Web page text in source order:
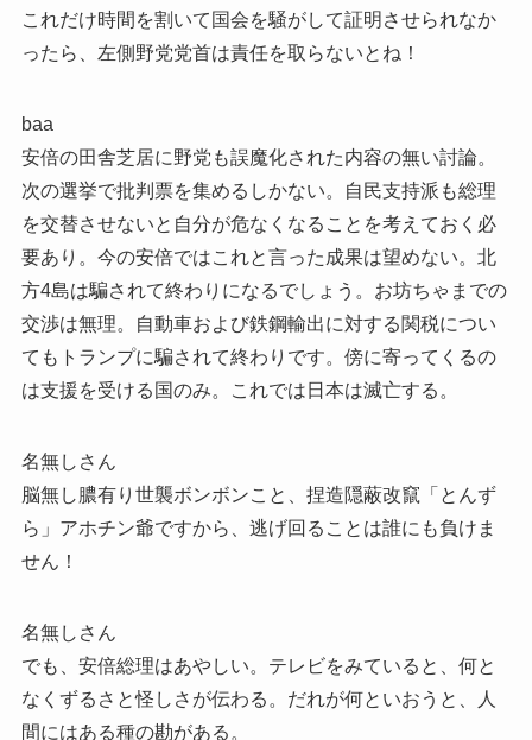
これだけ時間を割いて国会を騒がして証明させられなか
ったら、左側野党党首は責任を取らないとね！
baa
安倍の田舎芝居に野党も誤魔化された内容の無い討論。
次の選挙で批判票を集めるしかない。自民支持派も総理
を交替させないと自分が危なくなることを考えておく必
要あり。今の安倍ではこれと言った成果は望めない。北
方4島は騙されて終わりになるでしょう。お坊ちゃまでの
交渉は無理。自動車および鉄鋼輸出に対する関税につい
てもトランプに騙されて終わりです。傍に寄ってくるの
は支援を受ける国のみ。これでは日本は滅亡する。
名無しさん
脳無し膿有り世襲ボンボンこと、捏造隠蔽改竄「とんず
ら」アホチン爺ですから、逃げ回ることは誰にも負けま
せん！
名無しさん
でも、安倍総理はあやしい。テレビをみていると、何と
なくずるさと怪しさが伝わる。だれが何といおうと、人
間にはある種の勘がある。